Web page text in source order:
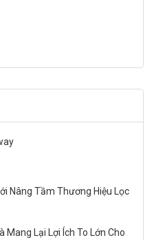
Nâng Tầm Thương Hiệu Lọc
Mang Lại Lợi Ích To Lớn Cho